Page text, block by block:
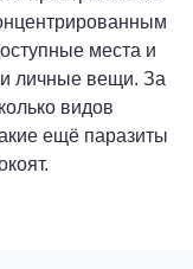
места и
и личные вещи. За
видов
ещё паразиты